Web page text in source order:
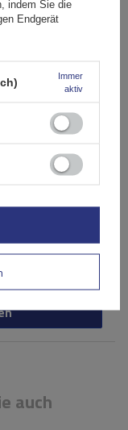
auch
indem Sie die
Endgerät
Immer
aktiv